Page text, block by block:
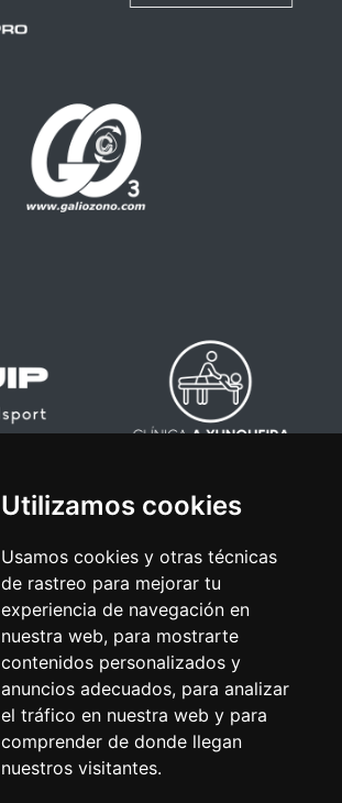
Utilizamos cookies
Usamos cookies y otras técnicas
de rastreo para mejorar tu
experiencia de navegación en
nuestra web, para mostrarte
contenidos personalizados y
anuncios adecuados, para analizar
el tráfico en nuestra web y para
comprender de donde llegan
nuestros visitantes.